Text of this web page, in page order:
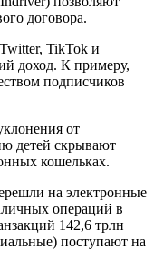
договора.
TikTok и
доход. К примеру,
подписчиков
от
детей скрывают
кошельках.
на электронные
операций в
142,6 трлн
поступают на